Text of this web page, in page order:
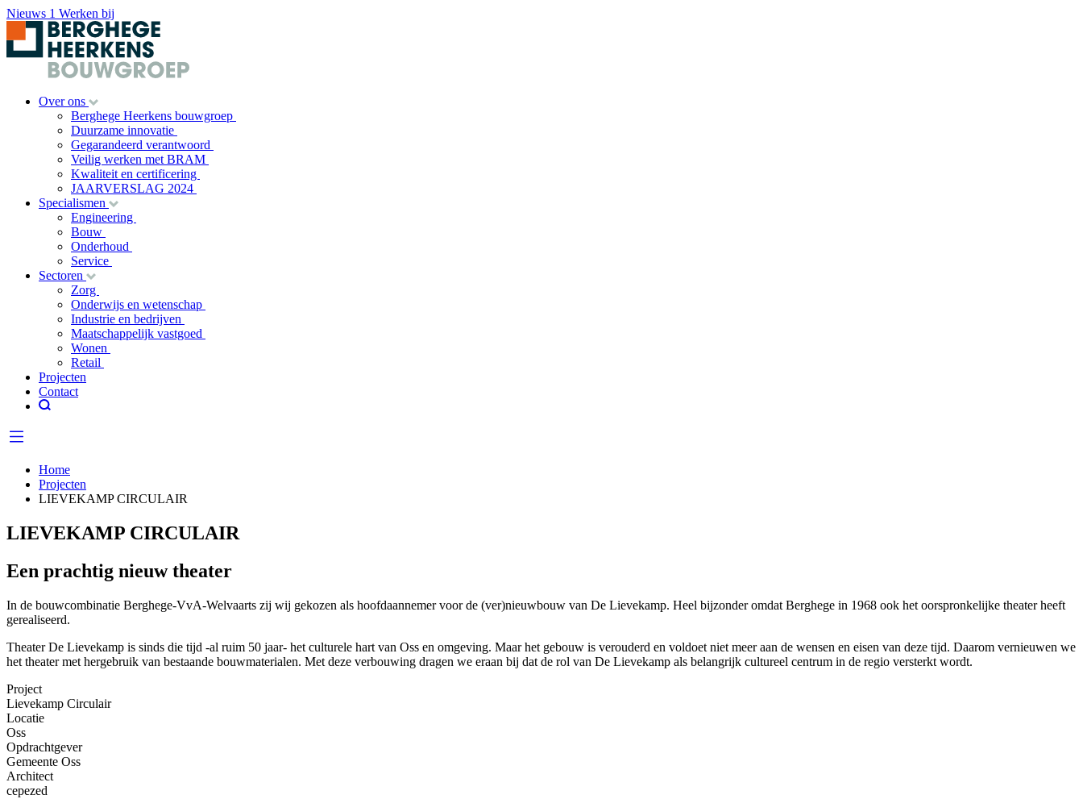
Nieuws 1 Werken bij
Over ons
Berghege Heerkens bouwgroep
Duurzame innovatie
Gegarandeerd verantwoord
Veilig werken met BRAM
Kwaliteit en certificering
JAARVERSLAG 2024
Specialismen
Engineering
Bouw
Onderhoud
Service
Sectoren
Zorg
Onderwijs en wetenschap
Industrie en bedrijven
Maatschappelijk vastgoed
Wonen
Retail
Projecten
Contact
Home
Projecten
LIEVEKAMP CIRCULAIR
LIEVEKAMP CIRCULAIR
Een prachtig nieuw theater
In de bouwcombinatie Berghege-VvA-Welvaarts zij wij gekozen als hoofdaannemer voor de (ver)nieuwbouw van De Lievekamp. Heel bijzonder omdat Berghege in 1968 ook het oorspronkelijke theater heeft
gerealiseerd.
Theater De Lievekamp is sinds die tijd -al ruim 50 jaar- het culturele hart van Oss en omgeving. Maar het gebouw is verouderd en voldoet niet meer aan de wensen en eisen van deze tijd. Daarom vernieuwen we
het theater met hergebruik van bestaande bouwmaterialen. Met deze verbouwing dragen we eraan bij dat de rol van De Lievekamp als belangrijk cultureel centrum in de regio versterkt wordt.
Project
Lievekamp Circulair
Locatie
Oss
Opdrachtgever
Gemeente Oss
Architect
cepezed